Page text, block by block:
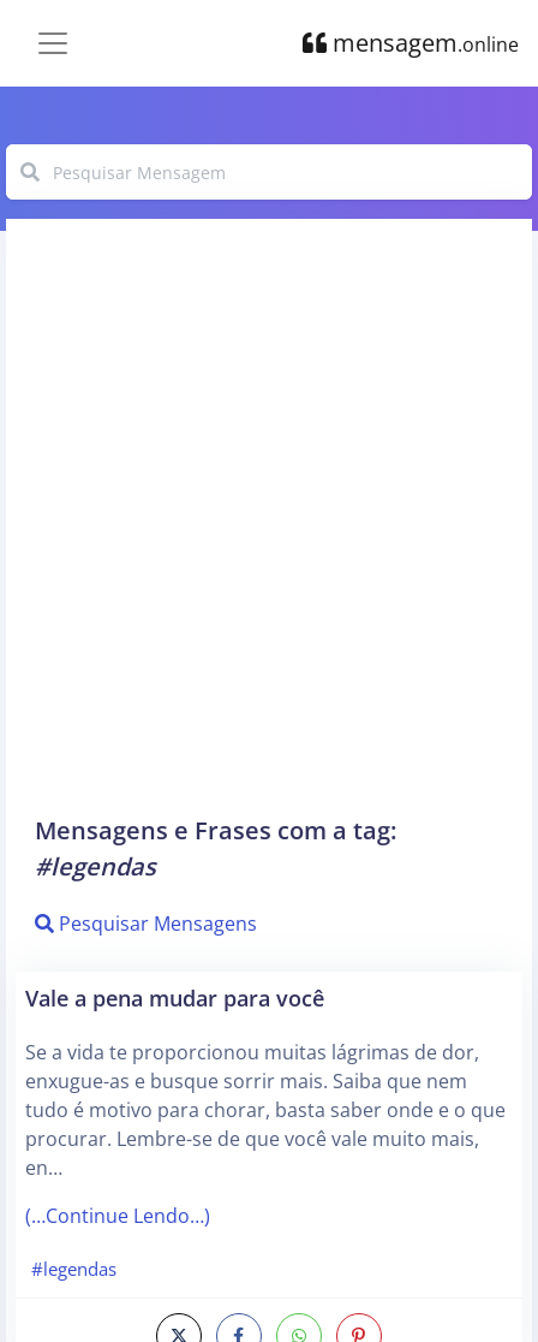
mensagem.online
Mensagens e Frases com a tag:
#legendas
Pesquisar Mensagens
Vale a pena mudar para você
Se a vida te proporcionou muitas lágrimas de dor,
enxugue-as e busque sorrir mais. Saiba que nem
tudo é motivo para chorar, basta saber onde e o que
procurar. Lembre-se de que você vale muito mais,
en…
(…Continue Lendo…)
#legendas